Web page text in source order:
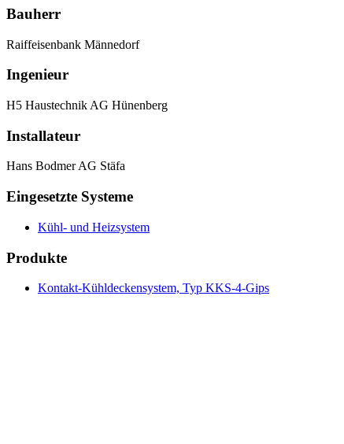
Bauherr
Raiffeisenbank Männedorf
Ingenieur
H5 Haustechnik AG Hünenberg
Installateur
Hans Bodmer AG Stäfa
Eingesetzte Systeme
Kühl- und Heizsystem
Produkte
Kontakt-Kühldeckensystem, Typ KKS-4-Gips